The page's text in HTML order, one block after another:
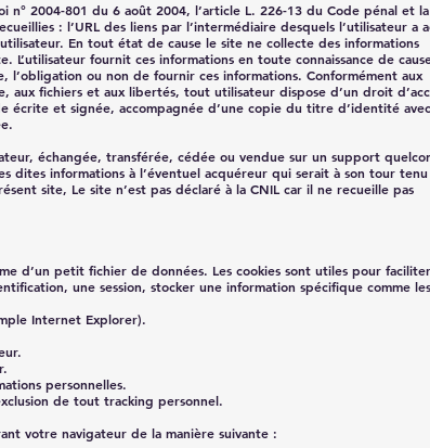
n° 2004-801 du 6 août 2004, l’article L. 226-13 du Code pénal et la
: l’URL des liens par l’intermédiaire desquels l’utilisateur a
En tout état de cause le site ne collecte des informations
fournit ces informations en toute connaissance de
l’obligation ou non de fournir ces informations. Conformément aux
aux fichiers et aux libertés, tout utilisateur dispose d’un droit
écrite et signée, accompagnée d’une copie du titre d’identité avec
échangée, transférée, cédée ou vendue sur un support
dites informations à l’éventuel acquéreur qui serait à son tour
site, Le site n’est pas déclaré à la CNIL car il ne recueille pas
d’un petit fichier de données. Les cookies sont utiles pour
une session, stocker une information spécifique comme les
Internet Explorer).
personnelles.
de tout tracking personnel.
votre navigateur de la manière suivante :